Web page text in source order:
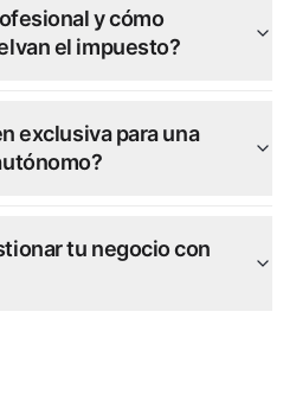
y cómo
el impuesto?
exclusiva para una
tu negocio con